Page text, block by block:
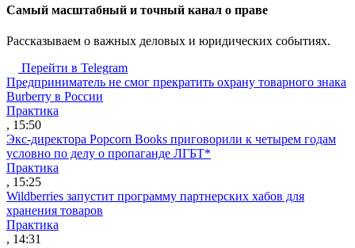
Cамый масштабный и точный канал о праве
Рассказываем о важных деловых и юридических событиях.
Перейти в Telegram
Предприниматель не смог прекратить охрану товарного знака
Burberry в России
Практика
, 15:50
Экс-директора Popcorn Books приговорили к четырем годам
условно по делу о пропаганде ЛГБТ*
Практика
, 15:25
Wildberries запустит программу партнерских хабов для
хранения товаров
Практика
, 14:31